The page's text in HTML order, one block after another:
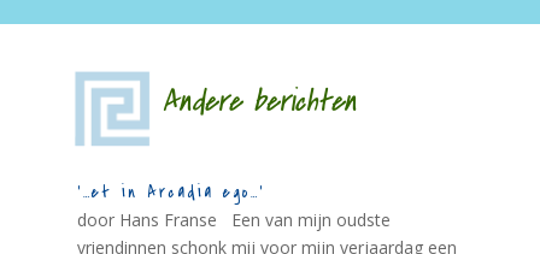
Andere berichten
‘…et in Arcadia ego…’
door Hans Franse Een van mijn oudste
vriendinnen schonk mij voor mijn verjaardag een